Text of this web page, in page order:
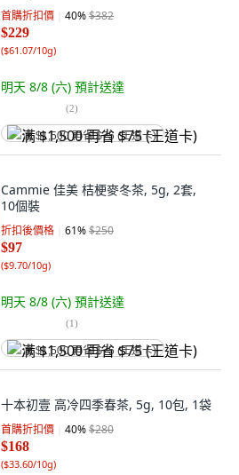
首購折扣價 40%$382
$229
($61.07/10g)
明天 8/8 (六) 預計送達
(2)
满 $1,500 再省 $75 (王道卡)
Cammie 佳美 桔梗麥冬茶, 5g, 2套,
10個裝
折扣後價格 61%$250
$97
($9.70/10g)
明天 8/8 (六) 預計送達
(1)
满 $1,500 再省 $75 (王道卡)
十本初壹 高冷四季春茶, 5g, 10包, 1袋
首購折扣價 40%$280
$168
($33.60/10g)